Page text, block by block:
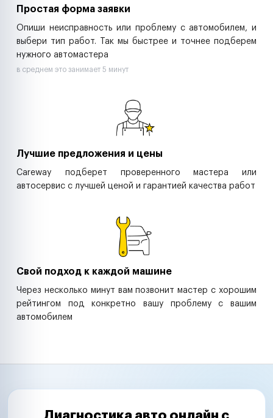
Простая форма заявки
Опиши неисправность или проблему с автомобилем, и
выбери тип работ. Так мы быстрее и точнее подберем
нужного автомастера
в среднем это занимает 5 минут
Лучшие предложения и цены
Careway подберет проверенного мастера или
автосервис с лучшей ценой и гарантией качества работ
Свой подход к каждой машине
Через несколько минут вам позвонит мастер с хорошим
рейтингом под конкретно вашу проблему с вашим
автомобилем